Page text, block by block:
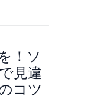
！ソ
見違
コツ